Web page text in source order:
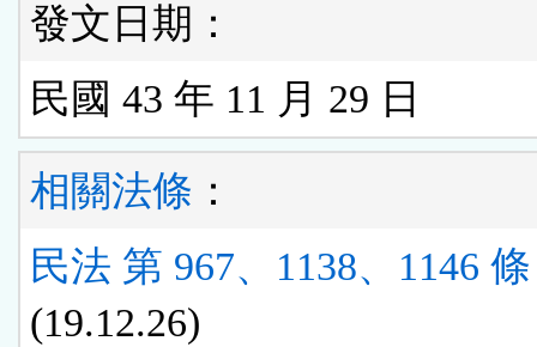
發文日期：
民國 43 年 11 月 29 日
相關法條 ：
民法 第 967、1138、1146 條
(19.12.26)